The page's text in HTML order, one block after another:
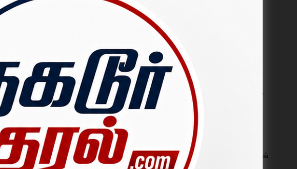
உறவினர்கள் ஆவலுடன்
மத்தியில் வியப்பையும்
நடவு செய்வதாக
மாறியுள்ளதுடன்,
கிரகப்பிரவேச விழாவை
பெரும் பாராட்டுகளை
கணக்கெடுப்பு ஆகஸ்ட் 1 முதல்
தொடக்கம்.
ஜூலை 31, 2026
உதயநிதி ஸ்டாலின் கைது:
பாலக்கோட்டில் திமுகவினர் சாலை
மறியல்; 200-க்கும் மேற்பட்டோர்
ஆகஸ்ட் 04, 2026
ஒகேனக்கல்லுக்கு நீர்வரத்து 20
ஆயிரம் கனஅடியாக உயர்வு; குளியல்,
பரிசல் இயக்கத்திற்கு தடை.